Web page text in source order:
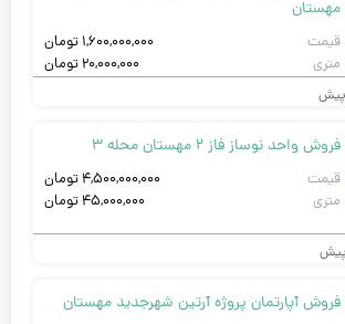
مهستان
قیمت ۱,۶۰۰,۰۰۰,۰۰۰ تومان
متری
۲۰,۰۰۰,۰۰۰ تومان
فروش واحد نوساز فاز 2 مهستان محله 3
قیمت ۴,۵۰۰,۰۰۰,۰۰۰ تومان
متری
۴۵,۰۰۰,۰۰۰ تومان
فروش آپارتمان پروژه آرتین شهرجدید مهستان